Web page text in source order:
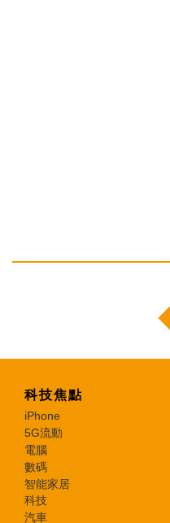
科技焦點
iPhone
5G流動
電腦
數碼
智能家居
科技
汽車